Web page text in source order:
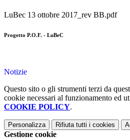
LuBec 13 ottobre 2017_rev BB.pdf
Progetto P.O.F. - LuBeC
Notizie
Questo sito o gli strumenti terzi da
cookie necessari al funzionamento ed
COOKIE POLICY.
Personalizza Rifiuta tutti i cookies
Gestione cookie